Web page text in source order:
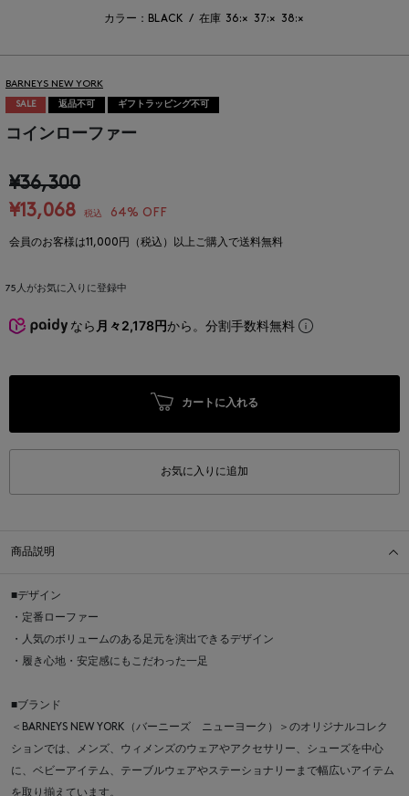
カラー：BLACK / 在庫 36:× 37:× 38:×
BARNEYS NEW YORK
SALE 返品不可 ギフトラッピング不可
コインローファー
¥36,300
¥13,068
税込 64% OFF
会員のお客様は11,000円（税込）以上ご購入で送料無料
75 人がお気に入りに登録中
なら 月々2,178円から。分割手数料無料
カートに入れる
お気に入りに追加
商品説明
■デザイン
・定番ローファー
・人気のボリュームのある足元を演出できるデザイン
・履き心地・安定感にもこだわった一足
■ブランド
＜BARNEYS NEW YORK（バーニーズ ニューヨーク）＞のオリジナルコレク
ションでは、メンズ、ウィメンズのウェアやアクセサリー、シューズを中心
に、ベビーアイテム、テーブルウェアやステーショナリーまで幅広いアイテム
を取り揃えています。